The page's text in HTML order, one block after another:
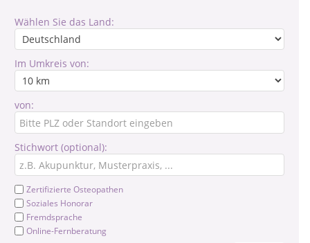
Wählen Sie das Land:
Im Umkreis von:
von:
Stichwort (optional):
Zertifizierte Osteopathen
Soziales Honorar
Fremdsprache
Online-Fernberatung